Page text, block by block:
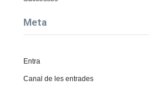
Meta
Entra
Canal de les entrades